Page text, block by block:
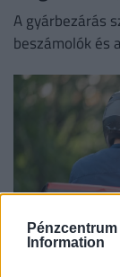
Pénzcentrum
Information
A gyárbezárás
beszámolók és
döntésről.